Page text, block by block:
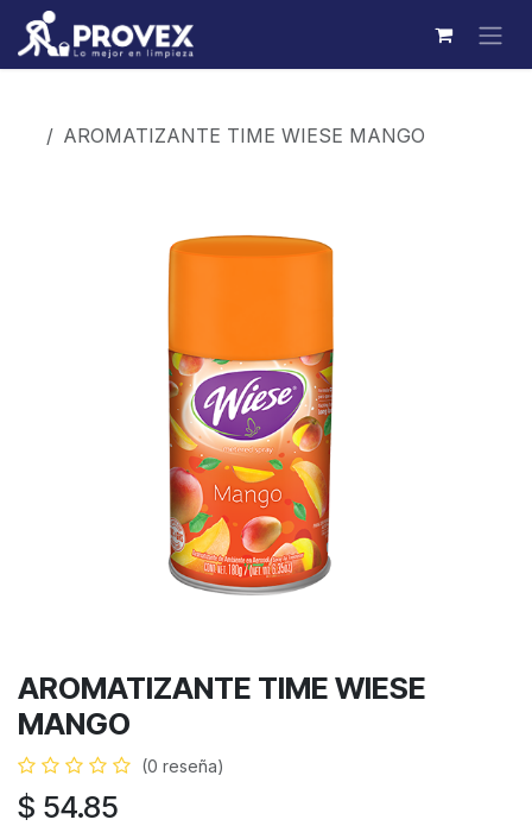
Ir al contenido
AROMATIZANTE TIME WIESE MANGO
AROMATIZANTE TIME WIESE
MANGO
(0 reseña)
$ 54.85